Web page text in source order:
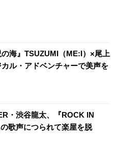
の海』TSUZUMI（ME:I）×尾上
ル・アドベンチャーで美声を
・渋谷龍太、『ROCK IN
歌声につられて楽屋を脱